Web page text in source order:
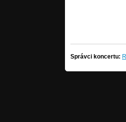
Správci koncertu: